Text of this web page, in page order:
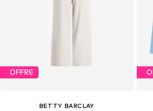
OFFRE
BETTY BARCLAY